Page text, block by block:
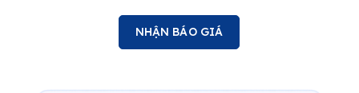
NHẬN BÁO GIÁ